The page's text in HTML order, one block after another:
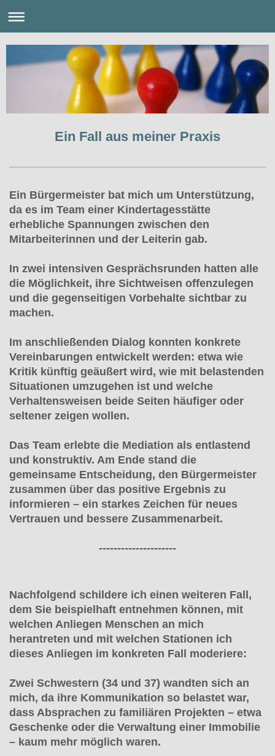
Ein Fall aus meiner Praxis
Ein Bürgermeister bat mich um Unterstützung,
da es im Team einer Kindertagesstätte
erhebliche Spannungen zwischen den
Mitarbeiterinnen und der Leiterin gab.
In zwei intensiven Gesprächsrunden hatten alle
die Möglichkeit, ihre Sichtweisen offenzulegen
und die gegenseitigen Vorbehalte sichtbar zu
machen.
Im anschließenden Dialog konnten konkrete
Vereinbarungen entwickelt werden: etwa wie
Kritik künftig geäußert wird, wie mit belastenden
Situationen umzugehen ist und welche
Verhaltensweisen beide Seiten häufiger oder
seltener zeigen wollen.
Das Team erlebte die Mediation als entlastend
und konstruktiv. Am Ende stand die
gemeinsame Entscheidung, den Bürgermeister
zusammen über das positive Ergebnis zu
informieren – ein starkes Zeichen für neues
Vertrauen und bessere Zusammenarbeit.
---------------------
Nachfolgend schildere ich einen weiteren Fall,
dem Sie beispielhaft entnehmen können, mit
welchen Anliegen Menschen an mich
herantreten und mit welchen Stationen ich
dieses Anliegen im konkreten Fall moderiere:
Zwei Schwestern (34 und 37) wandten sich an
mich, da ihre Kommunikation so belastet war,
dass Absprachen zu familiären Projekten – etwa
Geschenke oder die Verwaltung einer Immobilie
– kaum mehr möglich waren.